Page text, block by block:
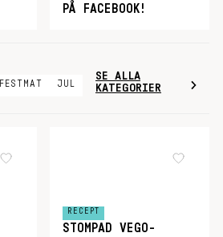
PÅ FACEBOOK!
FESTMAT JUL
SE ALLA
KATEGORIER
RECEPT
STOMPAD VEGO-